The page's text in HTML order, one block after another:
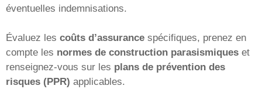
éventuelles indemnisations.
Évaluez les coûts d’assurance spécifiques, prenez en
compte les normes de construction parasismiques et
renseignez-vous sur les plans de prévention des
risques (PPR) applicables.